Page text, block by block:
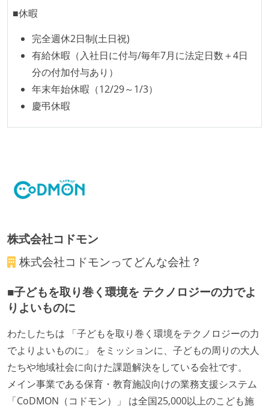
マイクロサービス化している
1つのプロダクトを5チーム以上の開発チーム（ストリ
ームアラインド、プラットフォーム等）で分担して開
発・運用している
労働環境の自由度
2年以内に未就学児を子育てしながら働いていたエン
メンバーの多様性
て、大規模カンファレンスへの参加を支援する制度が
ある
職業安定法に対応する記載事項
フレックスタイム制の所定労働時間：1日平均8時間相
当
休憩時間：1時間
■休暇
完全週休2日制(土日祝)
有給休暇（入社日に付与/毎年7月に法定日数＋4日
分の付加付与あり）
年末年始休暇（12/29～1/3）
慶弔休暇
株式会社コドモン
株式会社コドモンってどんな会社？
■子どもを取り巻く環境を テクノロジーの力でよ
りよいものに
わたしたちは 「子どもを取り巻く環境をテクノロジーの力
でよりよいものに」 をミッションに、子どもの周りの大人
たちや地域社会に向けた課題解決をしている会社です。
メイン事業である保育・教育施設向けの業務支援システム
「CoDMON（コドモン）」 は全国25,000以上のこども施